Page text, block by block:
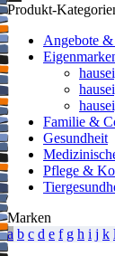
Produkt-
Angebote
Familie &
Gesundheit
Pflege &
Marken
a b c d e f g h i j k